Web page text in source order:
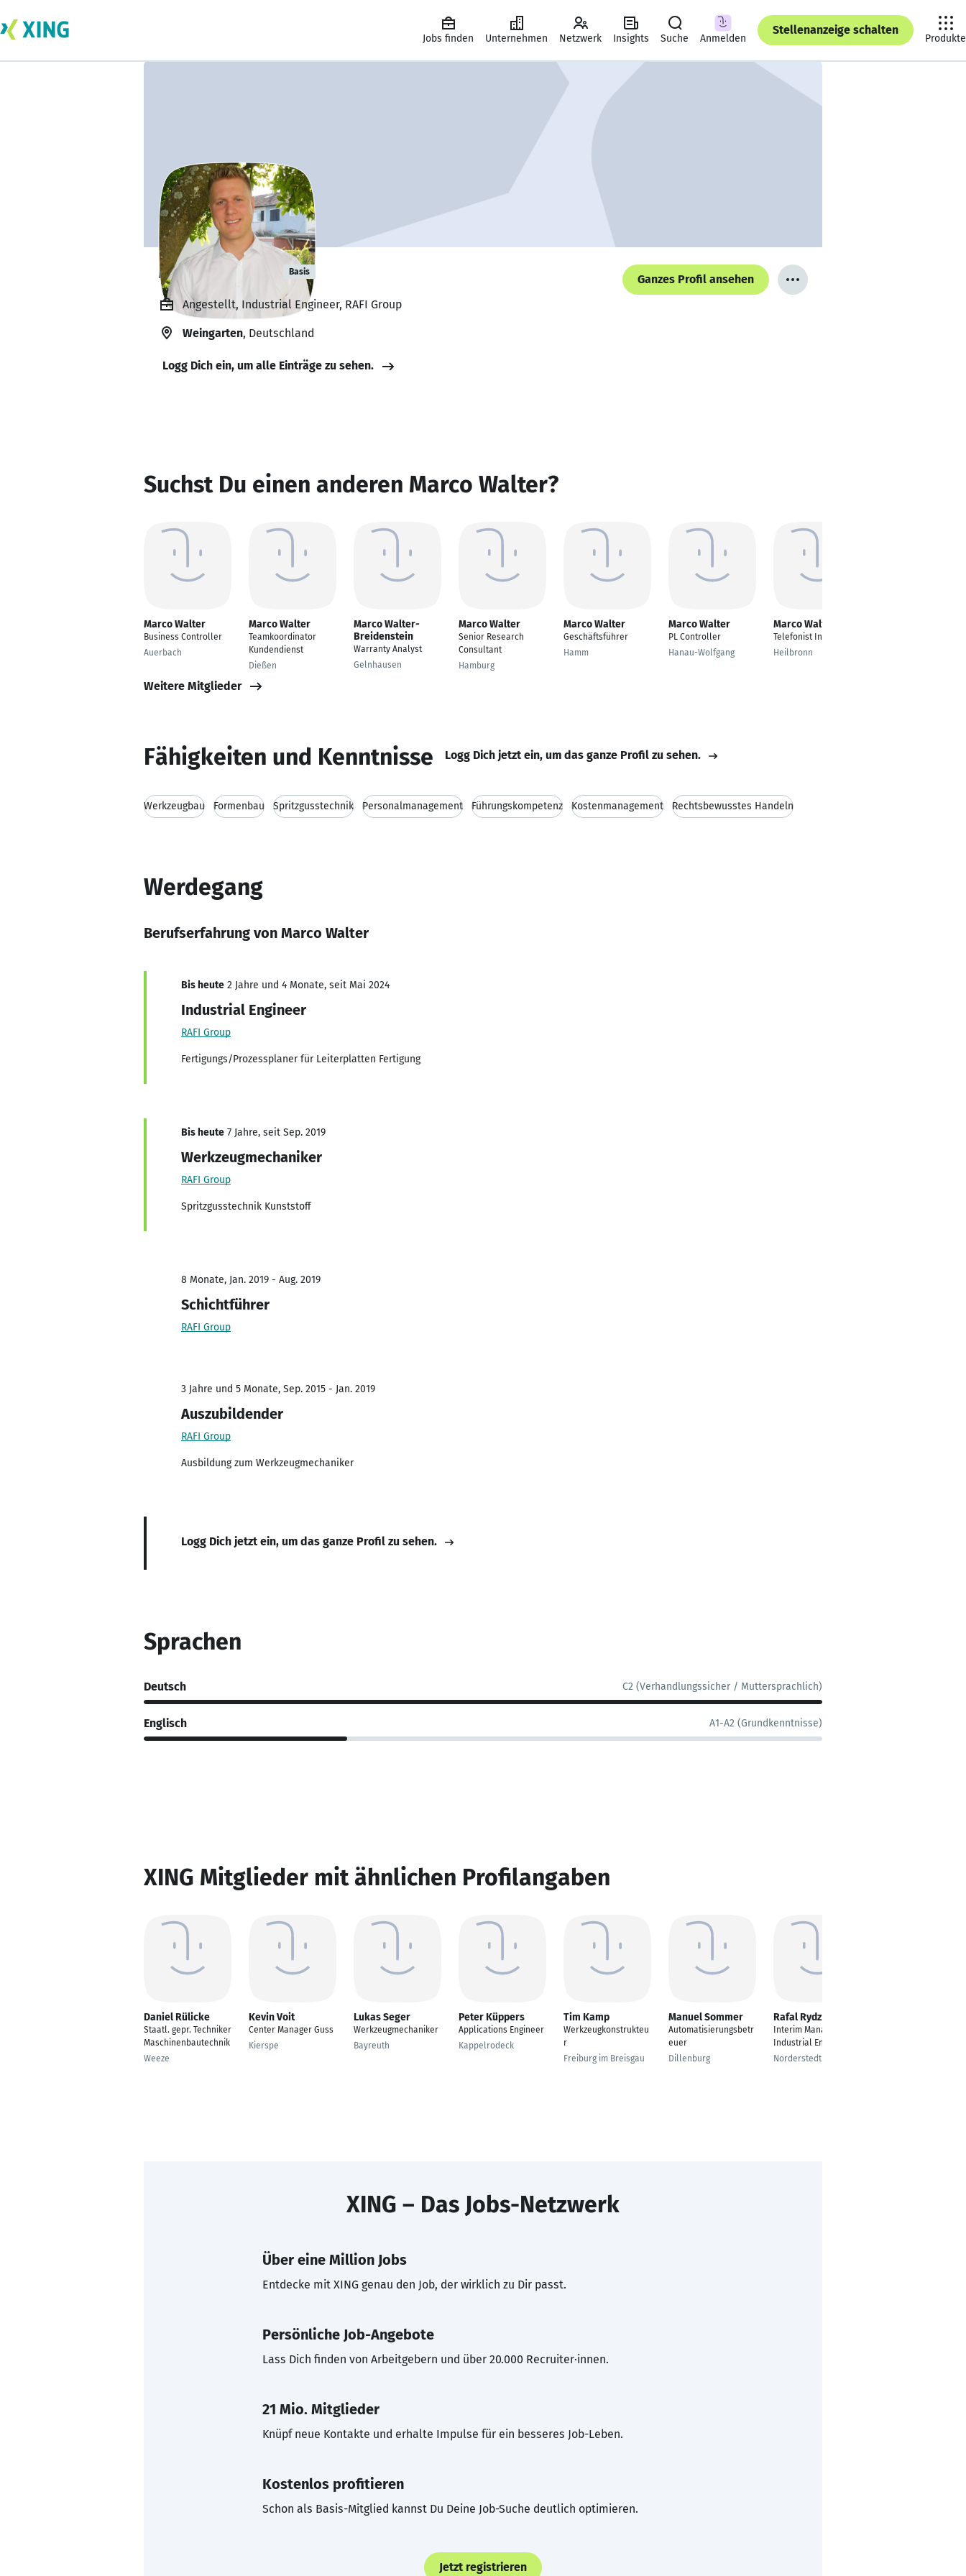
Jobs finden Unternehmen Netzwerk Insights Suche Anmelden
Stellenanzeige schalten
Produkte
Marco Walter Basis
Ganzes Profil ansehen
Angestellt, Industrial Engineer, RAFI Group
Weingarten, Deutschland
Logg Dich ein, um alle Einträge zu sehen.
Suchst Du einen anderen Marco Walter?
Marco Walter
Business Controller
Auerbach
Marco Walter
Teamkoordinator
Kundendienst
Dießen
Marco Walter-
Breidenstein
Warranty Analyst
Gelnhausen
Marco Walter
Senior Research
Consultant
Hamburg
Marco Walter
Geschäftsführer
Hamm
Marco Walter
PL Controller
Hanau-Wolfgang
Marco Walter
Telefonist Inbound
Heilbronn
Weitere Mitglieder
Fähigkeiten und Kenntnisse Logg Dich jetzt ein, um das ganze Profil zu sehen.
Werkzeugbau Formenbau Spritzgusstechnik Personalmanagement Führungskompetenz Kostenmanagement Rechtsbewusstes Handeln
Werdegang
Berufserfahrung von Marco Walter
Bis heute 2 Jahre und 4 Monate, seit Mai 2024
Industrial Engineer
RAFI Group
Fertigungs/Prozessplaner für Leiterplatten Fertigung
Bis heute 7 Jahre, seit Sep. 2019
Werkzeugmechaniker
RAFI Group
Spritzgusstechnik Kunststoff
8 Monate, Jan. 2019 - Aug. 2019
Schichtführer
RAFI Group
3 Jahre und 5 Monate, Sep. 2015 - Jan. 2019
Auszubildender
RAFI Group
Ausbildung zum Werkzeugmechaniker
Logg Dich jetzt ein, um das ganze Profil zu sehen.
Sprachen
Deutsch C2 (Verhandlungssicher / Muttersprachlich)
Englisch A1-A2 (Grundkenntnisse)
XING Mitglieder mit ähnlichen Profilangaben
Daniel Rülicke
Staatl. gepr. Techniker
Maschinenbautechnik
Weeze
Kevin Voit
Center Manager Guss
Kierspe
Lukas Seger
Werkzeugmechaniker
Bayreuth
Peter Küppers
Applications Engineer
Kappelrodeck
Tim Kamp
Werkzeugkonstrukteu
r
Freiburg im Breisgau
Manuel Sommer
Automatisierungsbetr
euer
Dillenburg
Rafal Rydz
Interim Manager -
Industrial Engineer
Norderstedt
XING – Das Jobs-Netzwerk
Über eine Million Jobs
Entdecke mit XING genau den Job, der wirklich zu Dir passt.
Persönliche Job-Angebote
Lass Dich finden von Arbeitgebern und über 20.000 Recruiter·innen.
21 Mio. Mitglieder
Knüpf neue Kontakte und erhalte Impulse für ein besseres Job-Leben.
Kostenlos profitieren
Schon als Basis-Mitglied kannst Du Deine Job-Suche deutlich optimieren.
Jetzt registrieren